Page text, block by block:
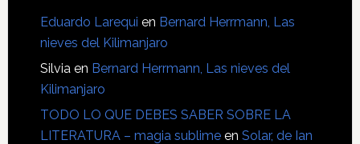
Eduardo Larequi en Bernard Herrmann, Las
nieves del Kilimanjaro
Silvia en Bernard Herrmann, Las nieves del
Kilimanjaro
TODO LO QUE DEBES SABER SOBRE LA
LITERATURA – magia sublimeen Solar, de Ian